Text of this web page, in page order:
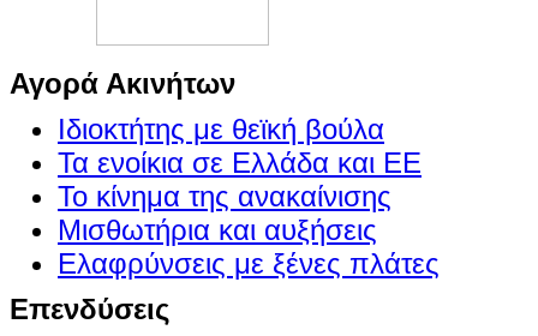
Αγορά Ακινήτων
Ιδιοκτήτης με θεϊκή βούλα
Τα ενοίκια σε Ελλάδα και ΕΕ
Το κίνημα της ανακαίνισης
Μισθωτήρια και αυξήσεις
Ελαφρύνσεις με ξένες πλάτες
Επενδύσεις